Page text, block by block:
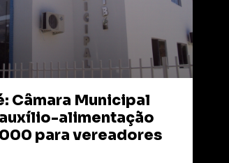
Câmara Municipal
alimentação
para vereadores